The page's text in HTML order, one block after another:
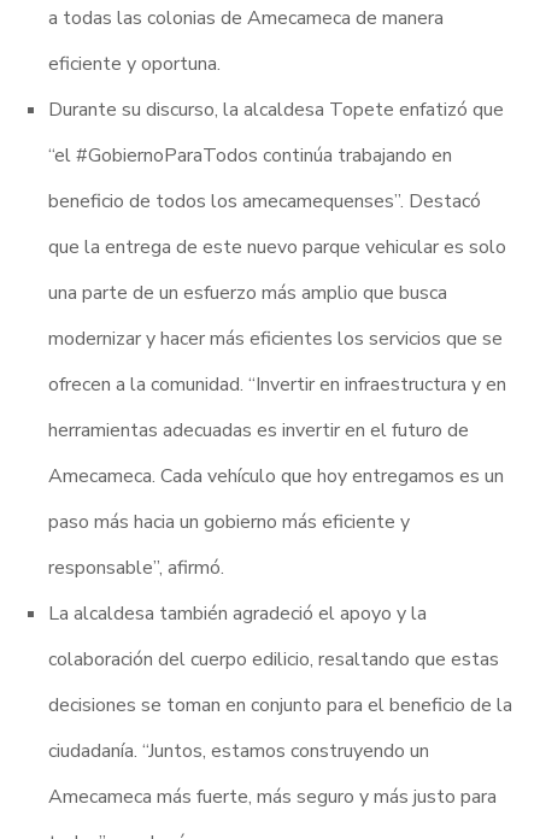
a todas las colonias de Amecameca de manera
eficiente y oportuna.
Durante su discurso, la alcaldesa Topete enfatizó que
“el #GobiernoParaTodos continúa trabajando en
beneficio de todos los amecamequenses”. Destacó
que la entrega de este nuevo parque vehicular es solo
una parte de un esfuerzo más amplio que busca
modernizar y hacer más eficientes los servicios que se
ofrecen a la comunidad. “Invertir en infraestructura y en
herramientas adecuadas es invertir en el futuro de
Amecameca. Cada vehículo que hoy entregamos es un
paso más hacia un gobierno más eficiente y
responsable”, afirmó.
La alcaldesa también agradeció el apoyo y la
colaboración del cuerpo edilicio, resaltando que estas
decisiones se toman en conjunto para el beneficio de la
ciudadanía. “Juntos, estamos construyendo un
Amecameca más fuerte, más seguro y más justo para